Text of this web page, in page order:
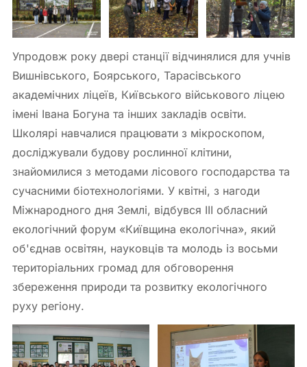
Упродовж року двері станції відчинялися для учнів
Вишнівського, Боярського, Тарасівського
академічних ліцеїв, Київського військового ліцею
імені Івана Богуна та інших закладів освіти.
Школярі навчалися працювати з мікроскопом,
досліджували будову рослинної клітини,
знайомилися з методами лісового господарства та
сучасними біотехнологіями. У квітні, з нагоди
Міжнародного дня Землі, відбувся ІІІ обласний
екологічний форум «Київщина екологічна», який
об'єднав освітян, науковців та молодь із восьми
територіальних громад для обговорення
збереження природи та розвитку екологічного
руху регіону.